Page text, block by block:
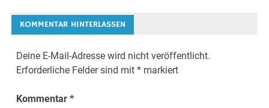
KOMMENTAR HINTERLASSEN
Deine E-Mail-Adresse wird nicht veröffentlicht.
Erforderliche Felder sind mit* markiert
Kommentar*